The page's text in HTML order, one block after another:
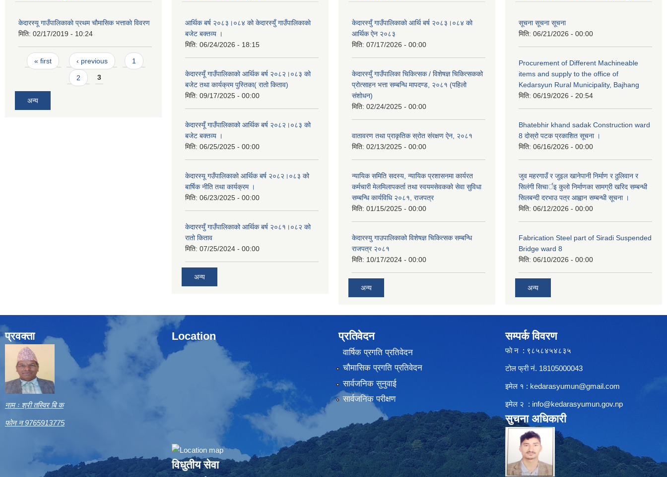
केदारस्यू गाउँपालिकाकाे प्रथम चाैमासिक भत्ताकाे विवरण
मिति: 02/17/2019 - 10:24
Pages
« first ‹ previous 1
2 3
अन्य
आर्थिक बर्ष २०८३।०८४ को केदारस्युँ गाउँपालिकाकाे
बजेट बक्तव्य ।
मिति: 06/24/2026 - 18:15
केदारस्यूँ गाउँपालिकाकाे आर्थिक बर्ष २०८२।०८३ को
बजेट तथा कार्यक्रम पुस्तिका( रातो किताव)
मिति: 09/17/2025 - 00:00
केदारस्यूँ गाउँपालिकाको आर्थिक बर्ष २०८२।०८३ को
बजेट बक्तव्य ।
मिति: 06/25/2025 - 00:00
केदारस्यू गउँपालिकाको आर्थिक बर्ष २०८२।०८३ को
बार्षिक नीति तथा कार्यक्रम ।
मिति: 06/23/2025 - 00:00
केदारस्युँ गाउँपालिकाको आर्थिक बर्ष २०८१।०८२ को
रातो किताव
मिति: 07/25/2024 - 00:00
अन्य
केदारस्युँ गाउँपालिकाकाे आर्थि बर्ष २०८३।०८४ काे
आर्थिक ऐन २०८३
मिति: 07/17/2026 - 00:00
केदारस्युँ गाउँपालिका चिकित्सक / विशेषज्ञ चिकित्सकको
प्रोत्साहन भत्ता सम्बन्धि मापदण्ड, २०८१ (पहिलो
संशोधन)
मिति: 02/24/2025 - 00:00
वातावरण तथा प्राकृतिक स्रोत संरक्षण ऐन, २०८१
मिति: 02/13/2025 - 00:00
न्यायिक समिति सदस्य, न्यायिक प्रशासनमा कार्यरत
कर्मचारी मेलमिलापकर्ता तथा स्वयमसेवकको सेवा सुविधा
सम्बन्धि कार्यविधि २०८१, राजपत्र
मिति: 01/15/2025 - 00:00
केदारस्यु गाउपालिकाको विशेषज्ञ चिकित्सक सम्बन्धि
राजपत्र २०८१
मिति: 10/17/2024 - 00:00
अन्य
सूचना सूचना सूचना
मिति: 06/21/2026 - 00:00
Procurement of Different Machineable
items and supply to the office of
Kedarsyun Rural Municipality, Bajhang
मिति: 06/19/2026 - 20:54
Bhatebhir khand sadak Construction ward
8 दोस्रो पटक प्रकाशित सूचना ।
मिति: 06/16/2026 - 00:00
जुव महरगाउँ र जुइल खानेपानी निर्माण र ठुलिवान र
सिलंगी सिचार्इ कुलो निर्माणका सामग्री खरिद सम्बन्धी
सिलबन्दी दरभाउ पत्र आह्वान सम्बन्धी सूचना ।
मिति: 06/12/2026 - 00:00
Fabrication Steel part of Siradi Suspended
Bridge ward 8
मिति: 06/10/2026 - 00:00
अन्य
प्रवक्ता
नाम ः श्री तस्विर बि क
फोन न 9765913775
Location
Embed Google Map
विधुतीय सेवा
प्रतिवेदन
वार्षिक प्रगति प्रतिवेदन
चौमासिक प्रगति प्रतिवेदन
सार्वजनिक सुनुवाई
सार्वजनिक परीक्षण
सम्पर्क विवरण
फाे न : ९८५८४५४८३५
टोल फ्री नं. 18105000043
इमेल १ : kedarasyumun@gmail.com
इमेल २ : info@kedarasyumun.gov.np
सुचना अधिकारी